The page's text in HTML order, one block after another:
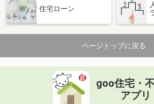
住宅ローン
ページトップに戻る
goo住宅・
アプリ